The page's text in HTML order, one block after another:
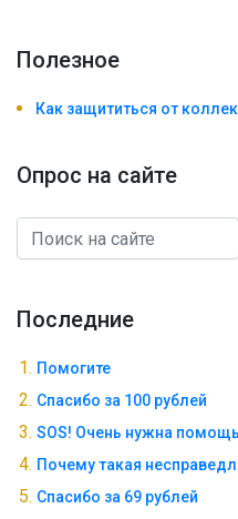
Полезноe
Как защититься от
Опрос на сайте
Последние
Помогите
Спасибо за 100 рублей
SOS! Очень нужна
Почему такая
Спасибо за 69 рублей